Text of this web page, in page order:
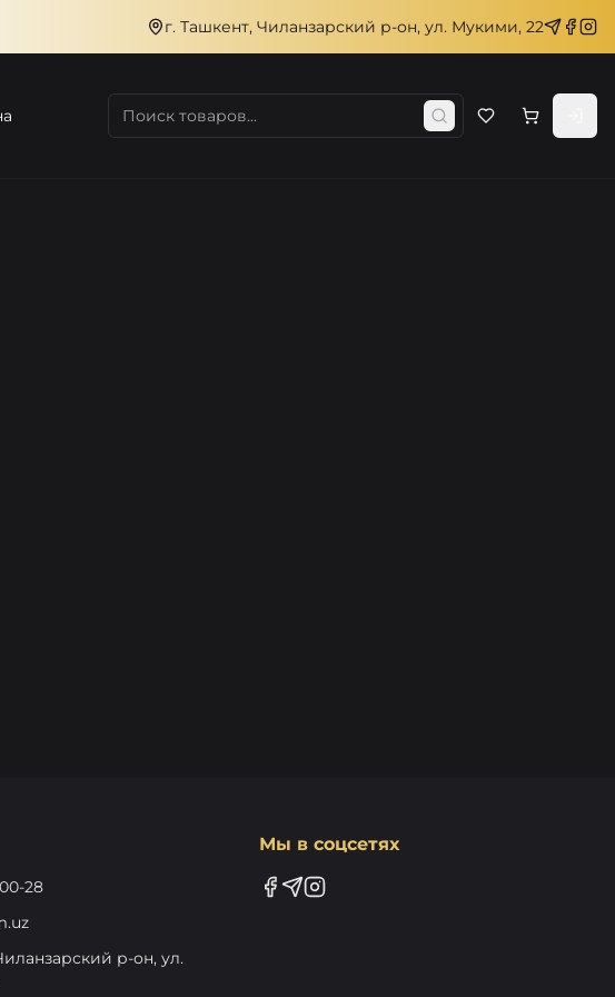
г. Ташкент, Чиланзарский р-он, ул. Мукими, 22
28
р-он, ул.
Мы в соцсетях